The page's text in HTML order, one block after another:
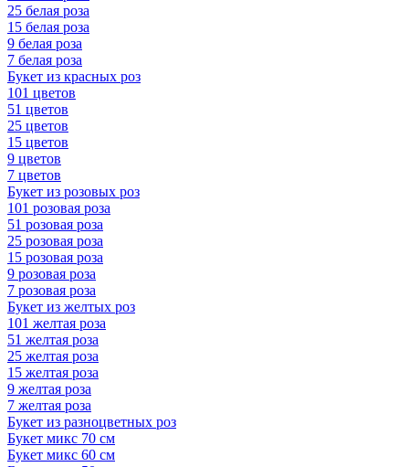
25 белая роза
15 белая роза
9 белая роза
7 белая роза
Букет из красных роз
101 цветов
51 цветов
25 цветов
15 цветов
9 цветов
7 цветов
Букет из розовых роз
101 розовая роза
51 розовая роза
25 розовая роза
15 розовая роза
9 розовая роза
7 розовая роза
Букет из желтых роз
101 желтая роза
51 желтая роза
25 желтая роза
15 желтая роза
9 желтая роза
7 желтая роза
Букет из разноцветных роз
Букет микс 70 см
Букет микс 60 см